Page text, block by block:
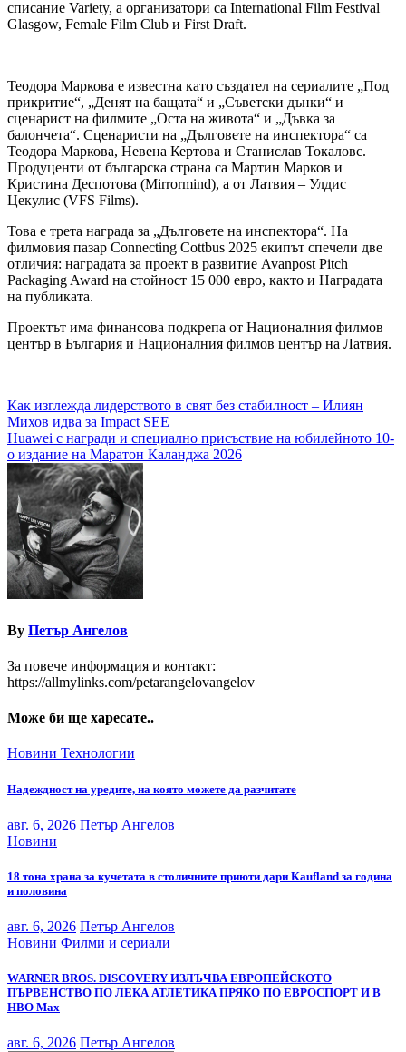
списание Variety, а организатори са International Film Festival
Glasgow, Female Film Club и First Draft.
Теодора Маркова е известна като създател на сериалите „Под
прикритие“, „Денят на бащата“ и „Съветски дънки“ и
сценарист на филмите „Оста на живота“ и „Дъвка за
балончета“. Сценаристи на „Дълговете на инспектора“ са
Теодора Маркова, Невена Кертова и Станислав Токаловс.
Продуценти от българска страна са Мартин Марков и
Кристина Деспотова (Mirrormind), а от Латвия – Улдис
Цекулис (VFS Films).
Това е трета награда за „Дълговете на инспектора“. На
филмовия пазар Connecting Cottbus 2025 екипът спечели две
отличия: наградата за проект в развитие Avanpost Pitch
Packaging Award на стойност 15 000 евро, както и Наградата
на публиката.
Проектът има финансова подкрепа от Националния филмов
център в България и Националния филмов център на Латвия.
Навигация
Как изглежда лидерството в свят без стабилност – Илиян
Михов идва за Impact SEE
Huawei с награди и специално присъствие на юбилейното 10-
о издание на Маратон Каланджа 2026
By Петър Ангелов
За повече информация и контакт:
https://allmylinks.com/petarangelovangelov
Може би ще харесате..
Новини Технологии
Надеждност на уредите, на която можете да разчитате
авг. 6, 2026 Петър Ангелов
Новини
18 тона храна за кучетата в столичните приюти дари Kaufland за година
и половина
авг. 6, 2026 Петър Ангелов
Новини Филми и сериали
WARNER BROS. DISCOVERY ИЗЛЪЧВА ЕВРОПЕЙСКОТО
ПЪРВЕНСТВО ПО ЛЕКА АТЛЕТИКА ПРЯКО ПО ЕВРОСПОРТ И В
НВО Мах
авг. 6, 2026 Петър Ангелов